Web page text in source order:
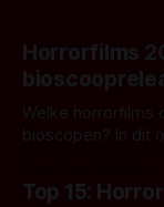
Horrorfilms
Welke horrorfilms
bioscopen? In dit
Top 15: